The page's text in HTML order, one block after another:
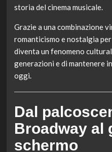
storia del cinema musicale.
Grazie a una combinazione
romanticismo e nostalgia
diventa un fenomeno
generazioni e di mantenere
oggi.
Dal
Broadway al
schermo